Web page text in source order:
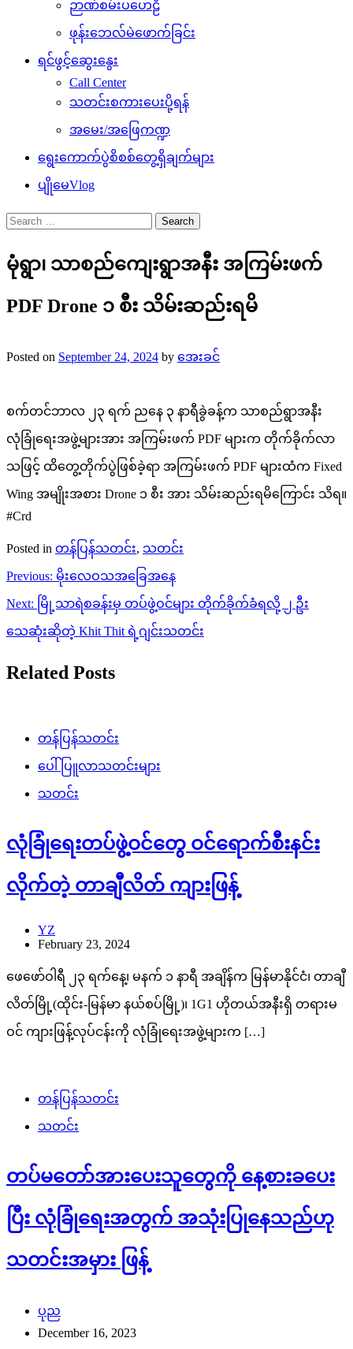
ဉာဏ်စမ်းပဟေဠိ
ဖုန်းဘေလ်မဲဖောက်ခြင်း
ရင်ဖွင့်ဆွေးနွေး
Call Center
သတင်းစကားပေးပို့ရန်
အမေး/အဖြေကဏ္ဍ
ရွေးကောက်ပွဲစိစစ်တွေ့ရှိချက်များ
ပျိုမေVlog
Search
for:
မုံရွာ၊ သာစည်ကျေးရွာအနီး အကြမ်းဖက်
PDF Drone ၁ စီး သိမ်းဆည်းရမိ
Posted on September 24, 2024 by အေးခင်
စက်တင်ဘာလ ၂၃ ရက် ညနေ ၃ နာရီခွဲခန့်က သာစည်ရွာအနီး
လုံခြုံရေးအဖွဲ့များအား အကြမ်းဖက် PDF များက တိုက်ခိုက်လာ
သဖြင့် ထိတွေ့တိုက်ပွဲဖြစ်ခဲ့ရာ အကြမ်းဖက် PDF များထံက Fixed
Wing အမျိုးအစား Drone ၁ စီး အား သိမ်းဆည်းရမိကြောင်း သိရ။
#Crd
Posted in တန်ပြန်သတင်း, သတင်း
Post
navigation
Previous: မိုးလေဝသအခြေအနေ
Next: မြို့သာရဲစခန်းမှ တပ်ဖွဲ့ဝင်များ တိုက်ခိုက်ခံရလို့ ၂ ဦး
သေဆုံးဆိုတဲ့ Khit Thit ရဲ့ဂျင်းသတင်း
Related Posts
တန်ပြန်သတင်း
ပေါ်ပြူလာသတင်းများ
သတင်း
လုံခြုံရေးတပ်ဖွဲ့ဝင်တွေ ဝင်ရောက်စီးနင်း
လိုက်တဲ့ တာချီလိတ် ကျားဖြန့်
YZ
February 23, 2024
ဖေဖော်ဝါရီ ၂၃ ရက်နေ့၊ မနက် ၁ နာရီ အချိန်က မြန်မာနိုင်ငံ၊ တာချီ
လိတ်မြို့(ထိုင်း-မြန်မာ နယ်စပ်မြို့)၊ 1G1 ဟိုတယ်အနီးရှိ တရားမ
ဝင် ကျားဖြန့်လုပ်ငန်းကို လုံခြုံရေးအဖွဲ့များက […]
တန်ပြန်သတင်း
သတင်း
တပ်မတော်အားပေးသူတွေကို နေ့စားခပေး
ပြီး လုံခြုံရေးအတွက် အသုံးပြုနေသည်ဟု
သတင်းအမှား ဖြန့်
ပုည
December 16, 2023